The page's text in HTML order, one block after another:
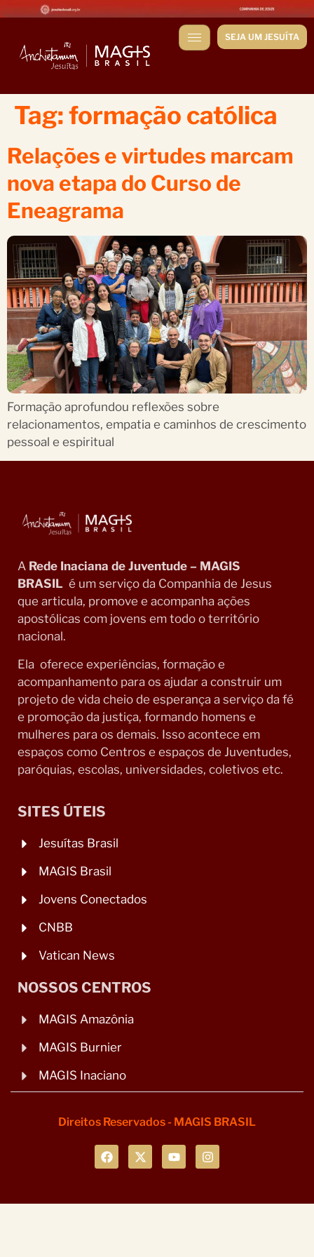
SEJA UM JESUÍTA
Tag:formação católica
Relações e virtudes marcam
nova etapa do Curso de
Eneagrama
Formação aprofundou reflexões sobre
relacionamentos, empatia e caminhos de crescimento
pessoal e espiritual
A Rede Inaciana de Juventude – MAGIS
BRASIL é um serviço da Companhia de Jesus
que articula, promove e acompanha ações
apostólicas com jovens em todo o território
nacional.
Ela oferece experiências, formação e
acompanhamento para os ajudar a construir um
projeto de vida cheio de esperança a serviço da fé
e promoção da justiça, formando homens e
mulheres para os demais. Isso acontece em
espaços como Centros e espaços de Juventudes,
paróquias, escolas, universidades, coletivos etc.
SITES ÚTEIS
Jesuítas Brasil
MAGIS Brasil
Jovens Conectados
CNBB
Vatican News
NOSSOS CENTROS
MAGIS Amazônia
MAGIS Burnier
MAGIS Inaciano
Direitos Reservados - MAGIS BRASIL